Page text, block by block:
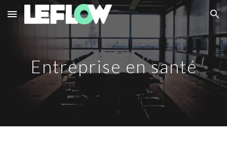
Skip to main content Skip to navigation
Entreprise en santé